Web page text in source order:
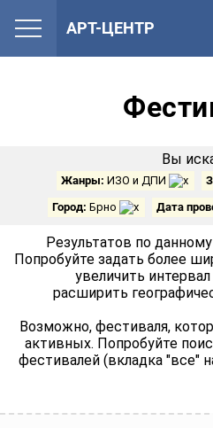
Вы
Жанры: ИЗО и ДПИ
Город: Брно Дата
Результатов по
Попробуйте задать более
увеличить
расширить
Возможно, фестиваля,
активных. Попробуйте
фестивалей (вкладка "все"
АРТ-ЦЕНТР